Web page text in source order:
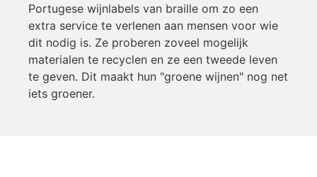
Portugese wijnlabels van braille om zo een
extra service te verlenen aan mensen voor wie
dit nodig is. Ze proberen zoveel mogelijk
materialen te recyclen en ze een tweede leven
te geven. Dit maakt hun "groene wijnen" nog net
iets groener.